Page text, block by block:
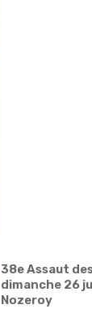
38e Assaut
dimanche 26
Nozeroy